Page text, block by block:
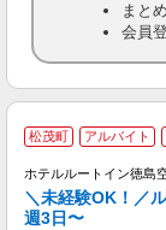
まと
会員
松茂町 アルバイト
ホテルルートイン徳島
＼未経験OK！／
週3日〜